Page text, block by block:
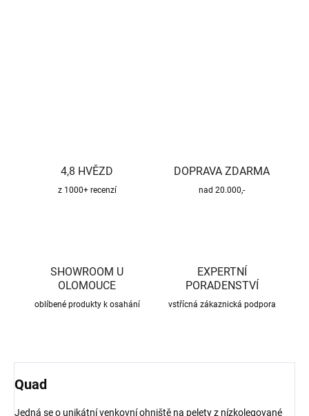
4,8 HVĚZD
z 1000+ recenzí
DOPRAVA ZDARMA
nad 20.000,-
SHOWROOM U
OLOMOUCE
oblíbené produkty k osahání
EXPERTNÍ
PORADENSTVÍ
vstřícná zákaznická podpora
Quad
Jedná se o unikátní venkovní ohniště na pelety z nízkolegované